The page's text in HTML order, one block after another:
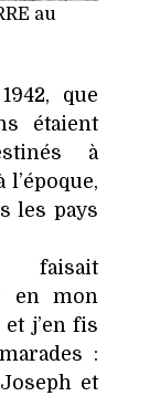
au
que
étaient
à
l’époque,
les pays
faisait
en mon
et j’en fis
:
et